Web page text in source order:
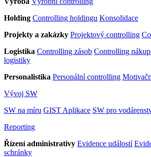
Holding Controlling holdingu Konsolidace
Projekty a zakázky Projektový controlling
Logistika Controlling zásob Controlling
logistiky
Personalistika Personální controlling
Vývoj SW
SW na míru GIST Aplikace SW pro
Reporting
Řízení administrativy Evidence událostí
schránky